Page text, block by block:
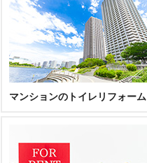
マンションのトイレリフォーム